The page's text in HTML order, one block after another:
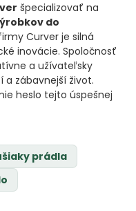
špecializovať na
do
Curver je silná
inovácie. Spoločnosť
a užívateľsky
zábavnejší život.
heslo tejto úspešnej
prádla